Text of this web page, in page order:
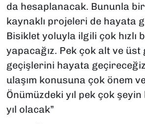
da hesaplanacak. Bununla
kaynaklı projeleri de hayata
Bisiklet yoluyla ilgili çok hızlı
yapacağız. Pek çok alt ve
geçişlerini hayata
ulaşım konusuna çok önem
Önümüzdeki yıl pek çok şeyin
yıl olacak”